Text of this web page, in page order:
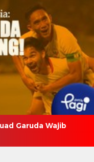
Garuda Wajib